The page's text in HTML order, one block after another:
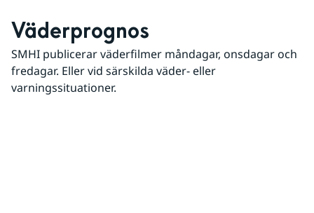
Väderprognos
SMHI publicerar väderfilmer måndagar, onsdagar och
fredagar. Eller vid särskilda väder- eller
varningssituationer.